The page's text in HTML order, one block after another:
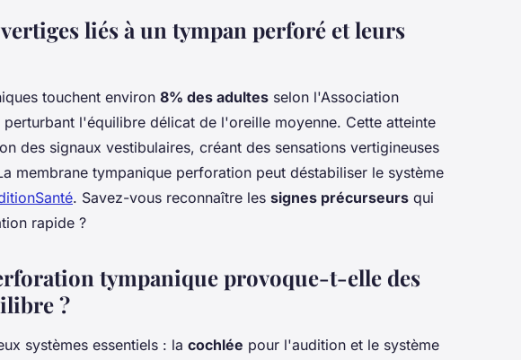
liés à un tympan perforé et leurs
touchent environ 8% des adultes selon l'Association
l'équilibre délicat de l'oreille moyenne. Cette atteinte
des signaux vestibulaires, créant des sensations vertigineuses
membrane tympanique perforation peut déstabiliser le système
. Savez-vous reconnaître les signes précurseurs qui
rapide ?
tympanique provoque-t-elle des
?
systèmes essentiels : la cochlée pour l'audition et le système